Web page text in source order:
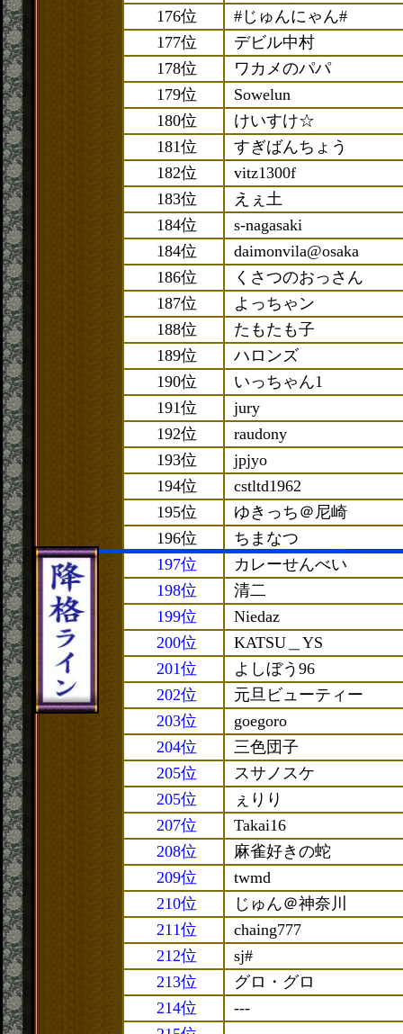
176位
#じゅんにゃん#
177位
デビル中村
178位
ワカメのパパ
179位
Sowelun
180位
けいすけ☆
181位
すぎばんちょう
182位
vitz1300f
183位
えぇ土
184位
s-nagasaki
184位
daimonvila@osaka
186位
くさつのおっさん
187位
よっちゃン
188位
たもたも子
189位
ハロンズ
190位
いっちゃん1
191位
jury
192位
raudony
193位
jpjyo
194位
cstltd1962
195位
ゆきっち＠尼崎
196位
ちまなつ
197位
カレーせんべい
198位
清二
199位
Niedaz
200位
KATSU＿YS
201位
よしぼう96
202位
元旦ビューティー
203位
goegoro
204位
三色団子
205位
スサノスケ
205位
ぇりり
207位
Takai16
208位
麻雀好きの蛇
209位
twmd
210位
じゅん＠神奈川
211位
chaing777
212位
sj#
213位
グロ・グロ
214位
---